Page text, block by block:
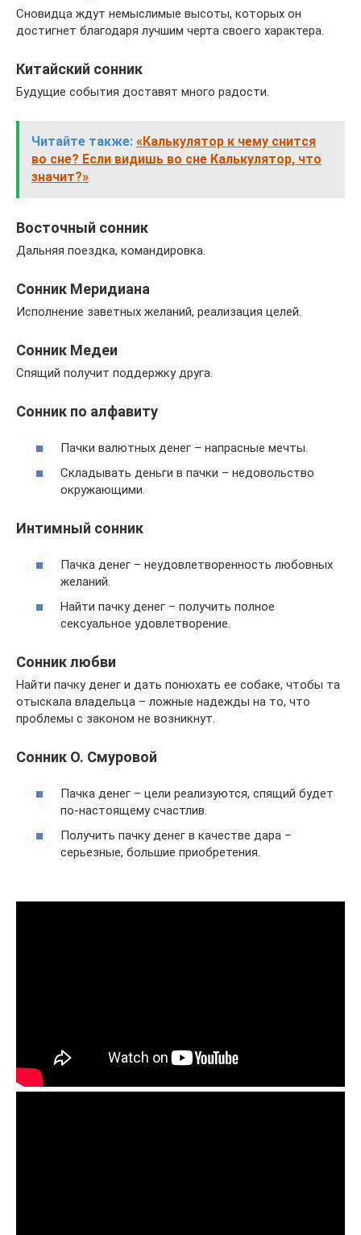
Сновидца ждут немыслимые высоты, которых он
достигнет благодаря лучшим черта своего характера.
Китайский сонник
Будущие события доставят много радости.
Читайте также: «Калькулятор к чему снится
во сне? Если видишь во сне Калькулятор, что
значит?»
Восточный сонник
Дальняя поездка, командировка.
Сонник Меридиана
Исполнение заветных желаний, реализация целей.
Сонник Медеи
Спящий получит поддержку друга.
Сонник по алфавиту
Пачки валютных денег – напрасные мечты.
Складывать деньги в пачки – недовольство
окружающими.
Интимный сонник
Пачка денег – неудовлетворенность любовных
желаний.
Найти пачку денег – получить полное
сексуальное удовлетворение.
Сонник любви
Найти пачку денег и дать понюхать ее собаке, чтобы та
отыскала владельца – ложные надежды на то, что
проблемы с законом не возникнут.
Сонник О. Смуровой
Пачка денег – цели реализуются, спящий будет
по-настоящему счастлив.
Получить пачку денег в качестве дара –
серьезные, большие приобретения.